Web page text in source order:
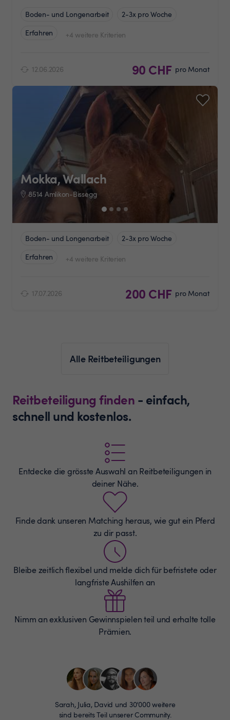
Boden- und Longenarbeit
2-3x pro Woche
Erfahren
+4 weitere Kriterien
12.06.2026 90 CHF pro Monat
Mokka, Wallach
8514 Amlikon-Bissegg
Boden- und Longenarbeit
2-3x pro Woche
Erfahren
+4 weitere Kriterien
17.07.2026 200 CHF pro Monat
Alle Reitbeteiligungen
Reitbeteiligung finden - einfach,
schnell und kostenlos.
Entdecke die grösste Auswahl an Reitbeteiligungen in
deiner Nähe.
Finde dank unseren Matching heraus, wie gut ein Pferd
zu dir passt.
Bleibe zeitlich flexibel und melde dich für befristete oder
langfriste Aushilfen an
Nimm an exklusiven Gewinnspielen teil und erhalte tolle
Prämien.
Sarah, Julia, David und 30’000 weitere
sind bereits Teil unserer Community.